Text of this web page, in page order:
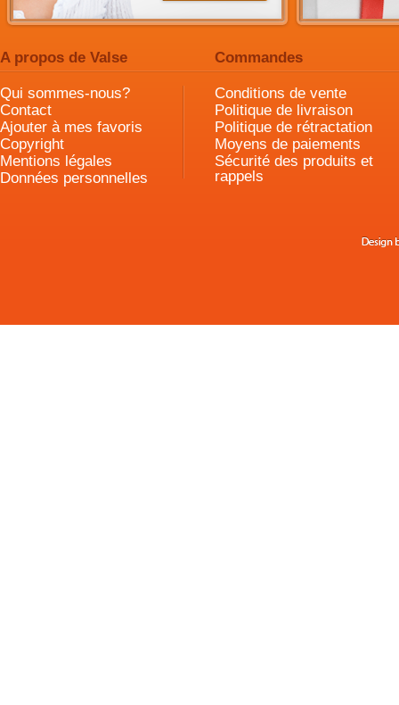
A propos de Valse Commandes
Qui sommes-nous?
Contact
Ajouter à mes favoris
Copyright
Mentions légales
Données personnelles
Conditions de vente
Politique de livraison
Politique de rétractation
Moyens de paiements
Sécurité des produits et
rappels